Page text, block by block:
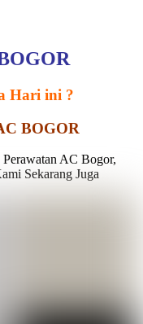
Hari ini ?
BOGOR
AC Bogor,
Sekarang Juga